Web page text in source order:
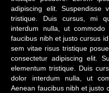
adipiscing elit. Suspendisse
tristique. Duis cursus, mi
interdum nulla, ut
faucibus nibh et justo cursus
sem vitae risus tristique
consectetur adipiscing elit.
elementum tristique. Duis
dolor interdum nulla, ut
Aenean faucibus nibh et justo